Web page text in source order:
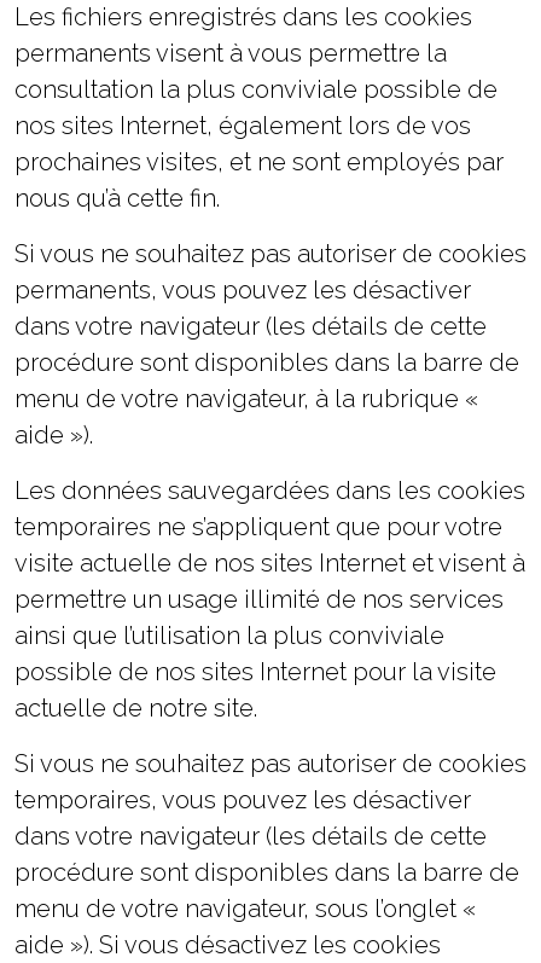
Les fichiers enregistrés dans les cookies
permanents visent à vous permettre la
consultation la plus conviviale possible de
nos sites Internet, également lors de vos
prochaines visites, et ne sont employés par
nous qu’à cette fin.
Si vous ne souhaitez pas autoriser de cookies
permanents, vous pouvez les désactiver
dans votre navigateur (les détails de cette
procédure sont disponibles dans la barre de
menu de votre navigateur, à la rubrique «
aide »).
Les données sauvegardées dans les cookies
temporaires ne s’appliquent que pour votre
visite actuelle de nos sites Internet et visent à
permettre un usage illimité de nos services
ainsi que l’utilisation la plus conviviale
possible de nos sites Internet pour la visite
actuelle de notre site.
Si vous ne souhaitez pas autoriser de cookies
temporaires, vous pouvez les désactiver
dans votre navigateur (les détails de cette
procédure sont disponibles dans la barre de
menu de votre navigateur, sous l’onglet «
aide »). Si vous désactivez les cookies